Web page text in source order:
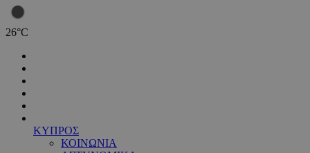
26°C
ΚΥΠΡΟΣ
ΚΟΙΝΩΝΙΑ